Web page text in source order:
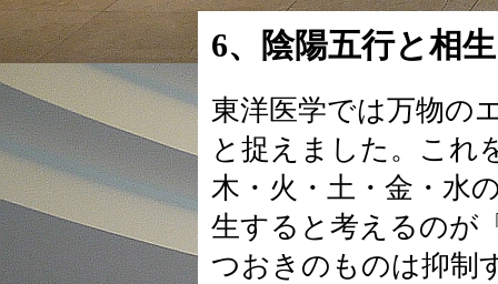
6、陰陽五行と相
東洋医学では万物の
と捉えました。これ
木・火・土・金・水
生すると考えるのが
つおきのものは抑制